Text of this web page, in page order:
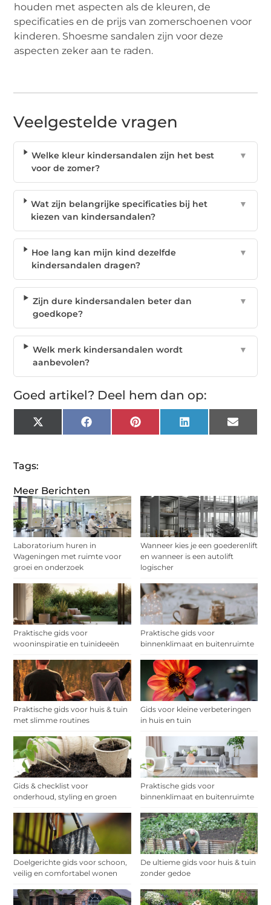
Meer Berichten
Laboratorium huren in
Wageningen met ruimte voor
groei en onderzoek
Wanneer kies je een goederenlift
en wanneer is een autolift
logischer
Praktische gids voor
wooninspiratie en tuinideeën
Praktische gids voor
binnenklimaat en buitenruimte
Praktische gids voor huis & tuin
met slimme routines
Gids voor kleine verbeteringen
in huis en tuin
Gids & checklist voor
onderhoud, styling en groen
Praktische gids voor
binnenklimaat en buitenruimte
Doelgerichte gids voor schoon,
veilig en comfortabel wonen
De ultieme gids voor huis & tuin
zonder gedoe
houden met aspecten als de kleuren, de
specificaties en de prijs van zomerschoenen voor
kinderen. Shoesme sandalen zijn voor deze
aspecten zeker aan te raden.
Veelgestelde vragen
Welke kleur kindersandalen zijn het best
voor de zomer?
▼
Wat zijn belangrijke specificaties bij het
kiezen van kindersandalen?
▼
Hoe lang kan mijn kind dezelfde
kindersandalen dragen?
▼
Zijn dure kindersandalen beter dan
goedkope?
▼
Welk merk kindersandalen wordt
aanbevolen?
▼
Goed artikel? Deel hem dan op:
X
(Twitter)
Facebook Pinterest LinkedIn Email
Tags: